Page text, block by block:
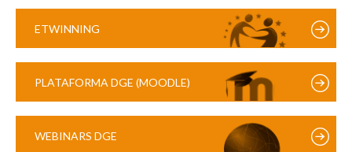
ETWINNING
PLATAFORMA DGE (MOODLE)
WEBINARS DGE